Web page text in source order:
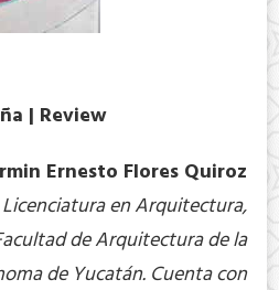
| Review
Ernesto Flores Quiroz
Licenciatura en Arquitectura,
de Arquitectura de la
de Yucatán. Cuenta con